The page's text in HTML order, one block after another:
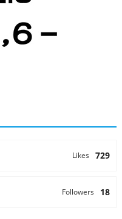
729
Likes
18
Followers